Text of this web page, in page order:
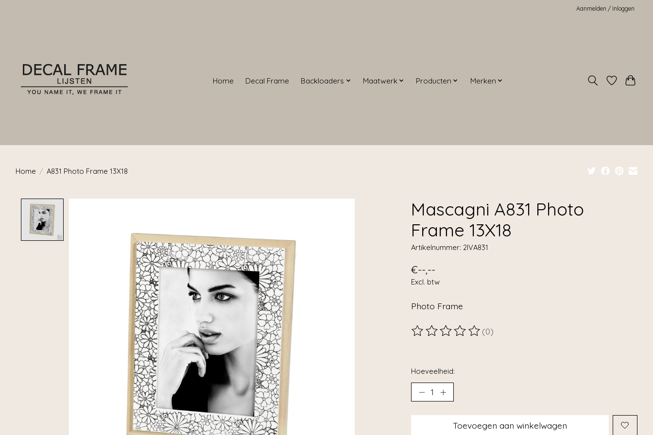
Aanmelden / Inloggen
Home Decal Frame Backloaders Maatwerk Producten Merken
Home / A831 Photo Frame 13X18
Mascagni A831 Photo
Frame 13X18
Artikelnummer: 2IVA831
€--,--
Excl. btw
Photo Frame
De beoordeling van dit product is
(0)
Hoeveelheid:
Toevoegen aan winkelwagen